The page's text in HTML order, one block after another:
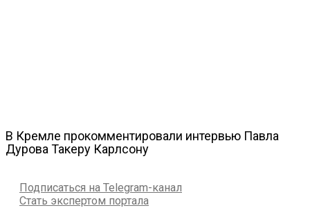
В Кремле прокомментировали интервью Павла
Дурова Такеру Карлсону
Подписаться на Telegram-канал
Стать экспертом портала